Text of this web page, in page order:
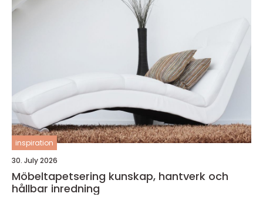
inspiration
30. July 2026
Möbeltapetsering kunskap, hantverk och
hållbar inredning